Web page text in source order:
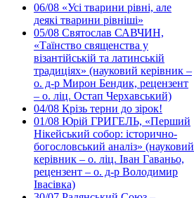
06/08 «Усі тварини рівні, але
деякі тварини рівніші»
05/08 Святослав САВЧИН,
«Таїнство священства у
візантійській та латинській
традиціях» (науковий керівник –
о. д-р Мирон Бендик, рецензент
– о. ліц. Остап Черхавський)
04/08 Крізь терни до зірок!
01/08 Юрій ГРИГЕЛЬ, «Перший
Нікейський собор: історично-
богословський аналіз» (науковий
керівник – о. ліц. Іван Гаваньо,
рецензент – о. д-р Володимир
Івасівка)